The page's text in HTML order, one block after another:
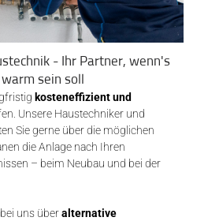
- Ihr Partner, wenn's
warm sein soll
kosteneffizient und
Unsere Haustechniker und
Sie gerne über die möglichen
die Anlage nach Ihren
– beim Neubau und bei der
uns überalternative